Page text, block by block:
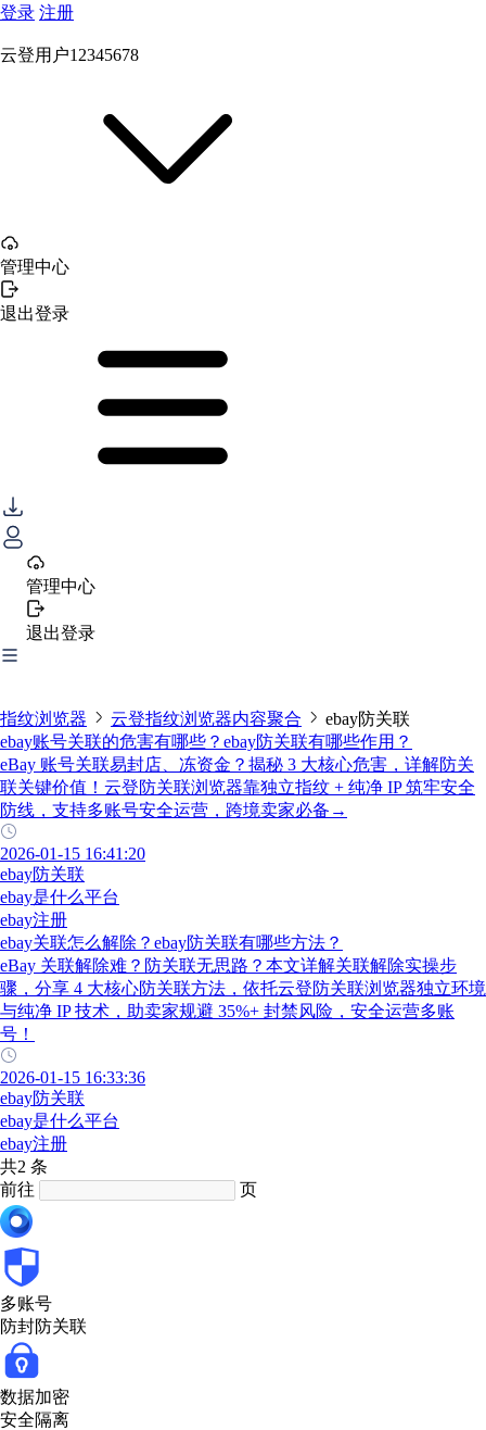
登录 注册
云登用户12345678
管理中心
退出登录
管理中心
退出登录
指纹浏览器 云登指纹浏览器内容聚合
ebay防关联
ebay账号关联的危害有哪些？ebay防关联有哪些作用？
eBay 账号关联易封店、冻资金？揭秘 3 大核心危害，详解防关
联关键价值！云登防关联浏览器靠独立指纹 + 纯净 IP 筑牢安全
防线，支持多账号安全运营，跨境卖家必备→
2026-01-15 16:41:20
ebay防关联
ebay是什么平台
ebay注册
ebay关联怎么解除？ebay防关联有哪些方法？
eBay 关联解除难？防关联无思路？本文详解关联解除实操步
骤，分享 4 大核心防关联方法，依托云登防关联浏览器独立环境
与纯净 IP 技术，助卖家规避 35%+ 封禁风险，安全运营多账
号！
2026-01-15 16:33:36
ebay防关联
ebay是什么平台
ebay注册
共2 条
前往
页
多账号
防封防关联
数据加密
安全隔离